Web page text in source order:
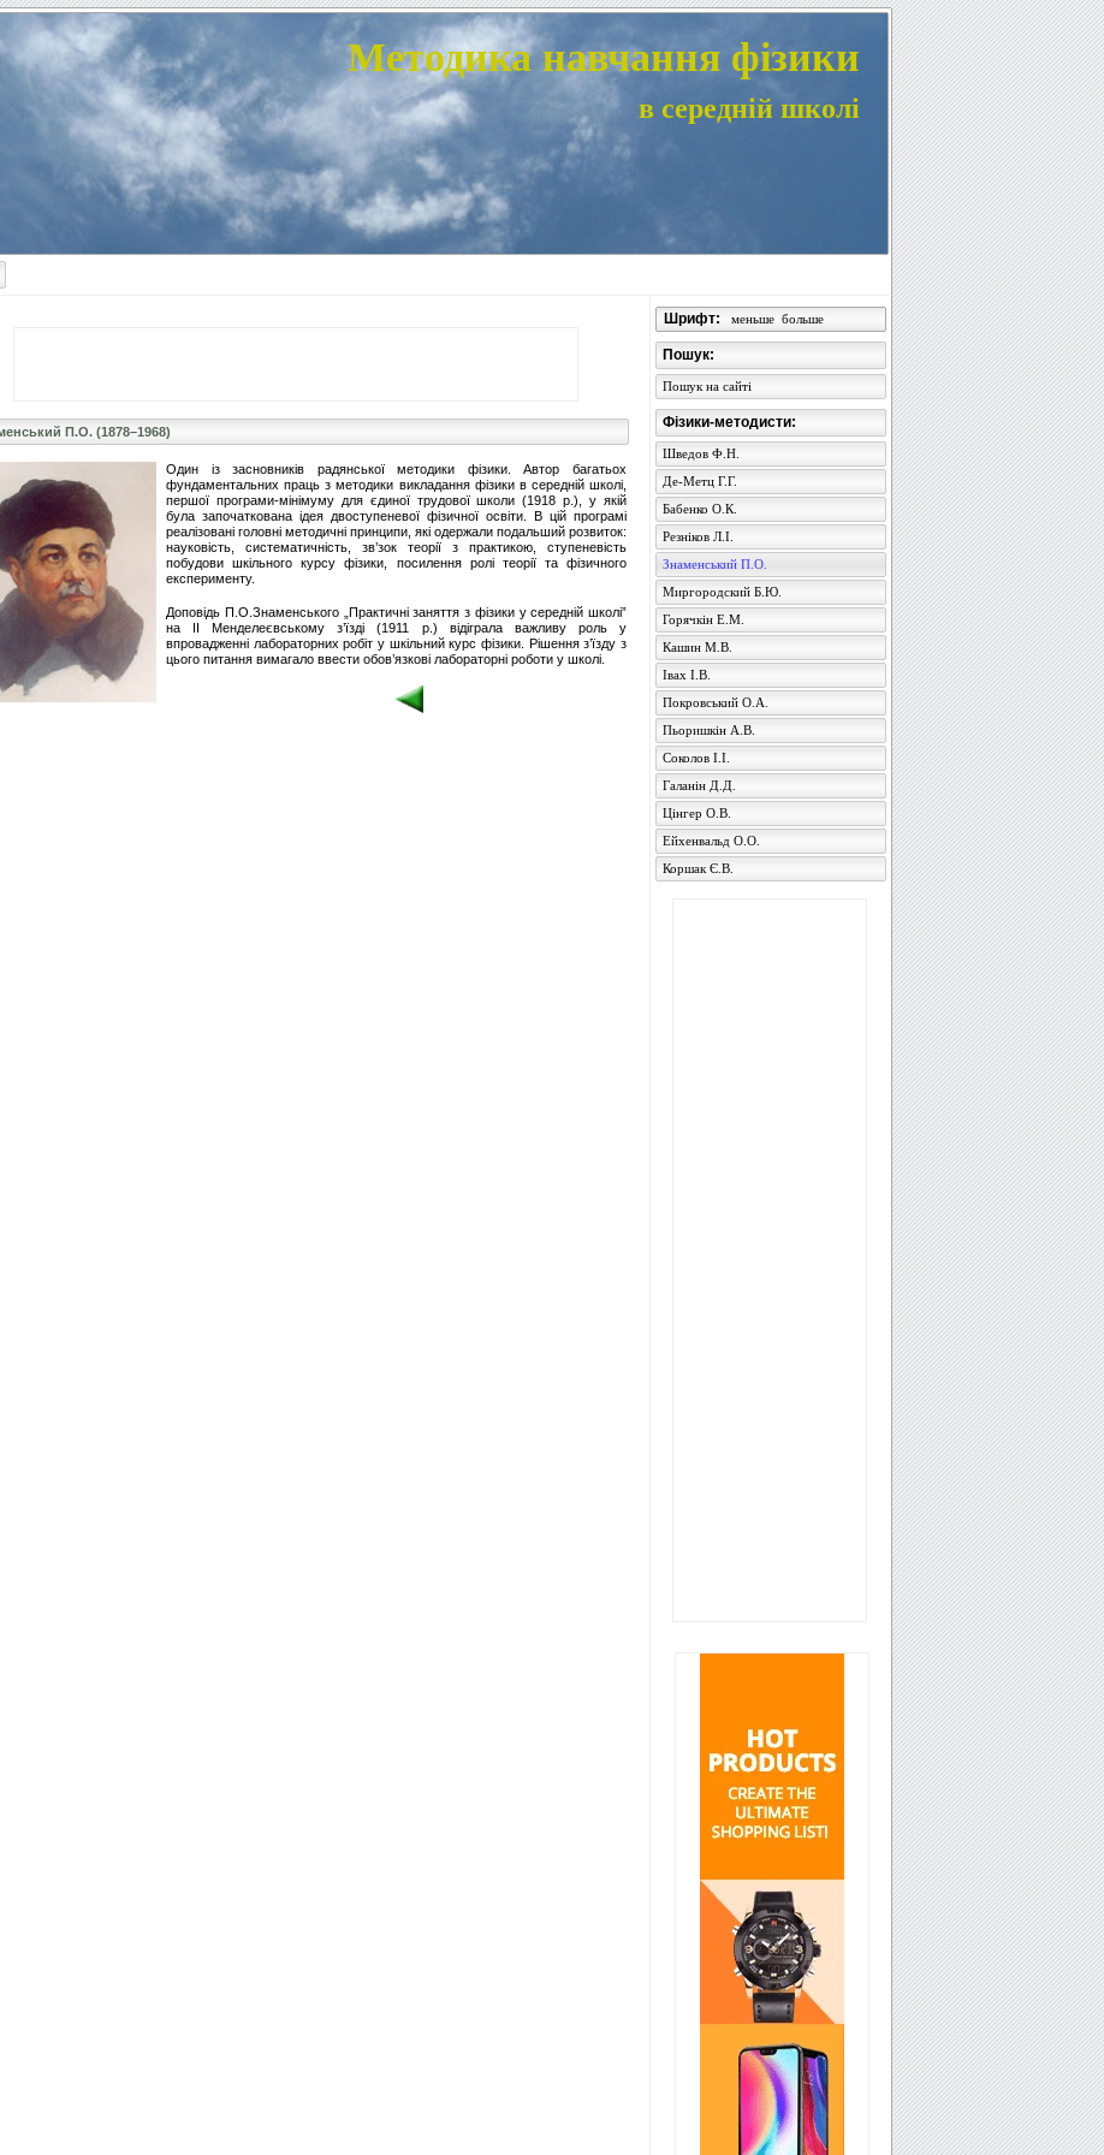
Методика навчання фізики
в середній школі
П.О. (1878–1968)
Один із засновників радянської методики фізики. Автор багатьох
фундаментальних праць з методики викладання фізики в середній школі,
першої програми-мінімуму для єдиної трудової школи (1918 р.), у якій
була започаткована ідея двоступеневої фізичної освіти. В цій програмі
реалізовані головні методичні принципи, які одержали подальший розвиток:
науковість, систематичність, зв’зок теорії з практикою, ступеневість
побудови шкільного курсу фізики, посилення ролі теорії та фізичного
експерименту.
Доповідь П.О.Знаменського „Практичні заняття з фізики у середній школі”
на ІІ Менделеєвському з’їзді (1911 р.) відіграла важливу роль у
впровадженні лабораторних робіт у шкільний курс фізики. Рішення з’їзду з
цього питання вимагало ввести обов’язкові лабораторні роботи у школі.
Шрифт: меньше больше
Пошук:
Пошук на сайті
Фізики-методисти:
Шведов Ф.Н.
Де-Метц Г.Г.
Бабенко О.К.
Резніков Л.І.
Знаменський П.О.
Миргородский Б.Ю.
Горячкін Е.М.
Кашин М.В.
Івах І.В.
Покровський О.А.
Пьоришкін А.В.
Соколов І.І.
Галанін Д.Д.
Цінгер О.В.
Ейхенвальд О.О.
Коршак Є.В.